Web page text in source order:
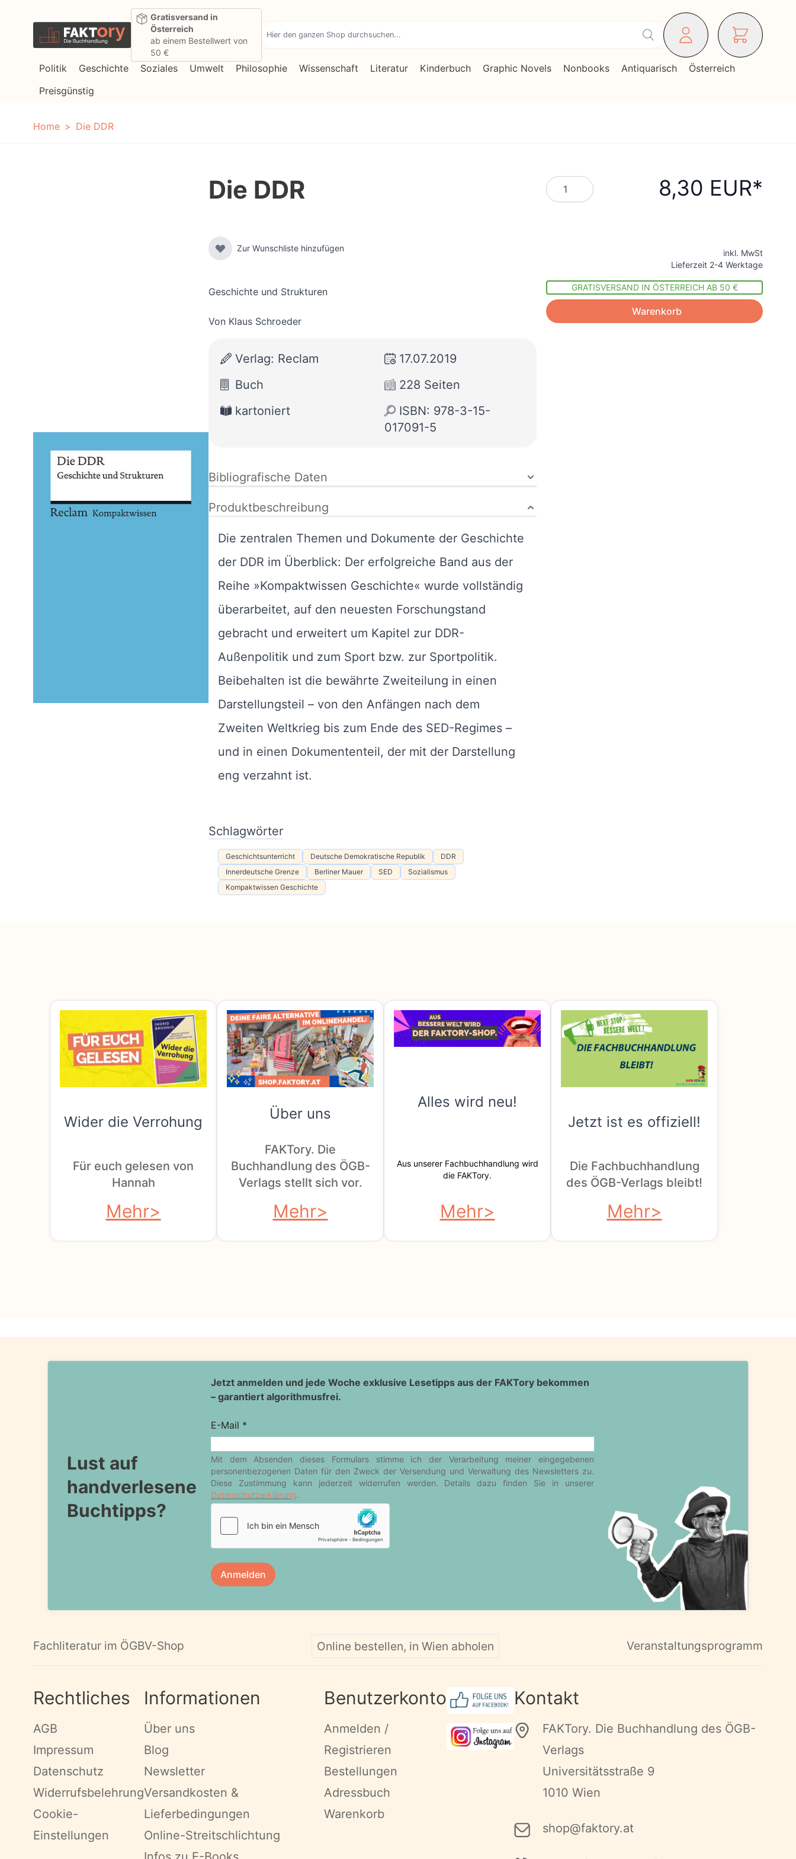
Gratisversand in
Österreich
ab einem Bestellwert von
50 €
Politik Geschichte Soziales Umwelt Philosophie Wissenschaft Literatur Kinderbuch Graphic Novels Nonbooks Antiquarisch
Österreich
Preisgünstig
Home Die DDR
Die DDR
Zur Wunschliste hinzufügen
Geschichte und Strukturen
Von Klaus Schroeder
Verlag: Reclam
17.07.2019
Buch
228 Seiten
kartoniert
ISBN: 978-3-15-
017091-5
Bibliografische Daten
Produktbeschreibung
Die zentralen Themen und Dokumente der Geschichte
der DDR im Überblick: Der erfolgreiche Band aus der
Reihe »Kompaktwissen Geschichte« wurde vollständig
überarbeitet, auf den neuesten Forschungstand
gebracht und erweitert um Kapitel zur DDR-
Außenpolitik und zum Sport bzw. zur Sportpolitik.
Beibehalten ist die bewährte Zweiteilung in einen
Darstellungsteil – von den Anfängen nach dem
Zweiten Weltkrieg bis zum Ende des SED-Regimes –
und in einen Dokumententeil, der mit der Darstellung
eng verzahnt ist.
Schlagwörter
Geschichtsunterricht Deutsche Demokratische Republik
DDR
Innerdeutsche Grenze
Berliner Mauer SED
Sozialismus
Kompaktwissen Geschichte
Menge 8,30 EUR
inkl. MwSt
Lieferzeit 2-4 Werktage
GRATISVERSAND IN ÖSTERREICH AB 50 €
Warenkorb
Wider die Verrohung
Für euch gelesen von
Hannah
Mehr
Über uns
FAKTory. Die
Buchhandlung des ÖGB-
Verlags stellt sich vor.
Mehr
Alles wird neu!
Aus unserer Fachbuchhandlung wird
die FAKTory.
Mehr
Jetzt ist es offiziell!
Die Fachbuchhandlung
des ÖGB-Verlags bleibt!
Mehr
Lust auf
handverlesene
Buchtipps?
Fachliteratur im ÖGBV-Shop Online bestellen, in Wien abholen Veranstaltungsprogramm
Rechtliches
AGB
Impressum
Datenschutz
Widerrufsbelehrung
Cookie-
Einstellungen
Informationen
Über uns
Blog
Newsletter
Versandkosten &
Lieferbedingungen
Online-Streitschlichtung
Benutzerkonto
Anmelden /
Registrieren
Bestellungen
Adressbuch
Warenkorb
Kontakt
FAKTory. Die Buchhandlung des ÖGB-
Verlags
Universitätsstraße 9
1010 Wien
shop@faktory.at